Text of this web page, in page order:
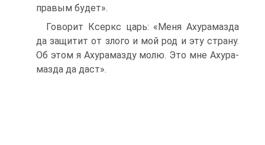
правым будет».
Говорит Ксеркс царь: «Меня Ахурамазда
да защитит от злого и мой род и эту страну.
Об этом я Ахурамазду молю. Это мне Ахура­
мазда да даст».